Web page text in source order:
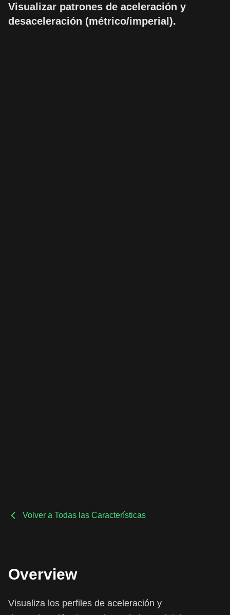
Visualizar patrones de aceleración y
desaceleración (métrico/imperial).
Volver a Todas las Características
Overview
Visualiza los perfiles de aceleración y